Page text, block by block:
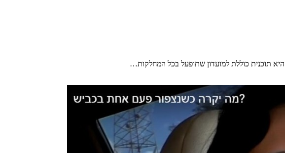
תוכנית כוללת למועדון שתופעל בכל המחלקות…